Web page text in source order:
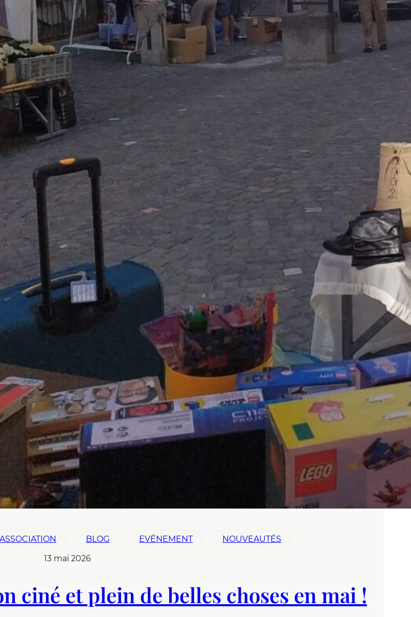
ASSOCIATION BLOG EVÉNEMENT
NOUVEAUTÉS
13 mai 2026
ciné et plein de belles choses en mai !